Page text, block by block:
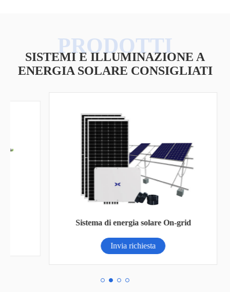
SISTEMI E ILLUMINAZIONE A
ENERGIA SOLARE CONSIGLIATI
Sistema di energia solare On-grid
Invia richiesta